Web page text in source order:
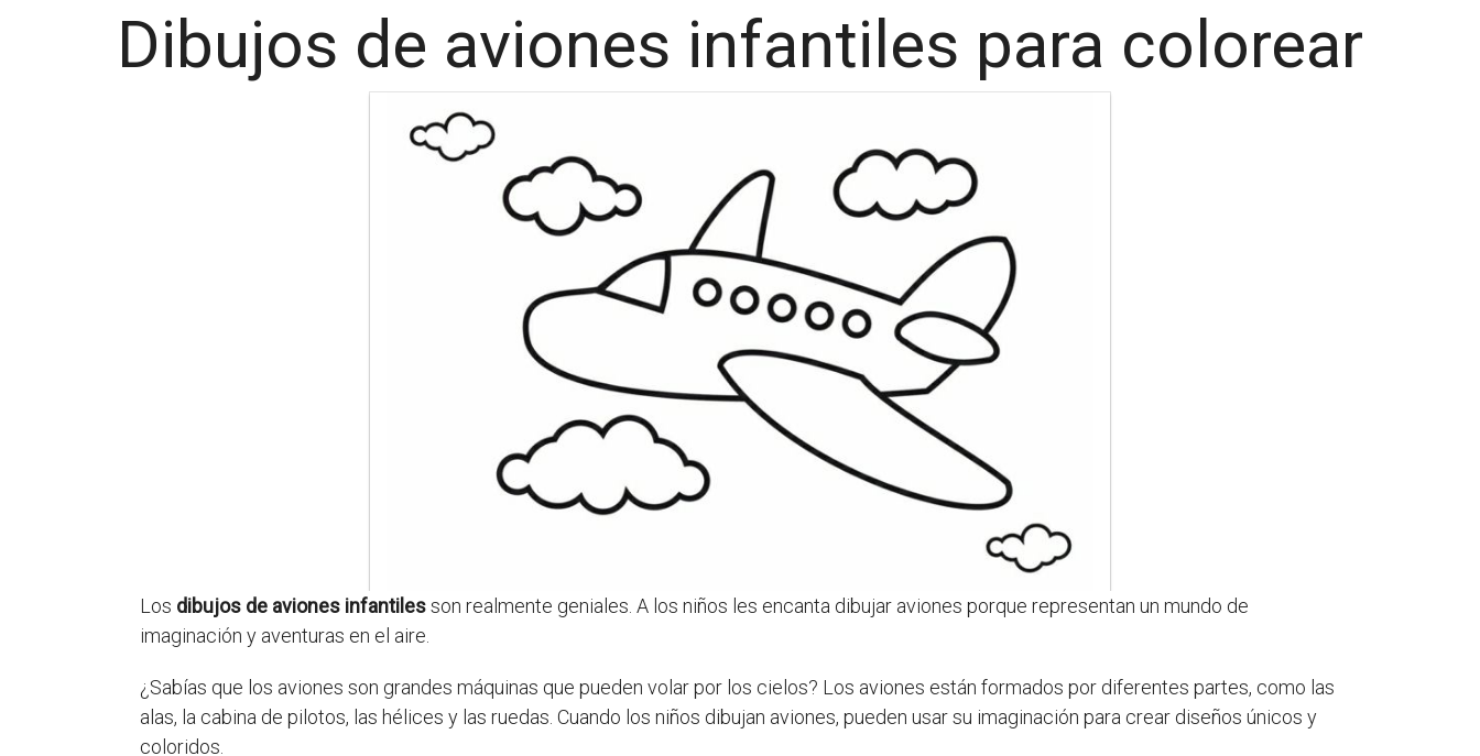
Dibujos de aviones infantiles para colorear
Los dibujos de aviones infantilesson realmente geniales. A los niños les encanta dibujar aviones porque representan un mundo de
imaginación y aventuras en el aire.
¿Sabías que los aviones son grandes máquinas que pueden volar por los cielos? Los aviones están formados por diferentes partes, como las
alas, la cabina de pilotos, las hélices y las ruedas. Cuando los niños dibujan aviones, pueden usar su imaginación para crear diseños únicos y
coloridos.